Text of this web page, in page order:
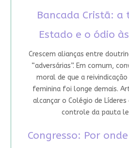
Bancada Cristã: a
Estado e o ódio
Crescem alianças entre
“adversárias”. Em comum,
moral de que a
feminina foi longe demais.
alcançar o Colégio de Líderes
controle da pauta
Congresso: Por